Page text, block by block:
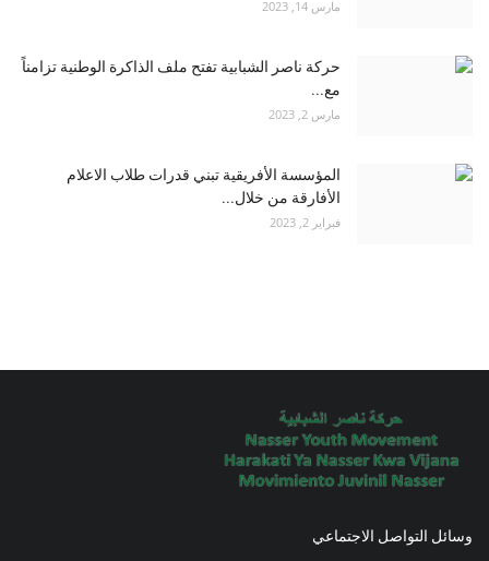
مارس 14, 2023
حركة ناصر الشبابية تفتح ملف الذاكرة الوطنية تزامناً
مع...
مارس 2, 2023
المؤسسة الأفريقية تبني قدرات طلاب الاعلام
الأفارقة من خلال...
فبراير 2, 2023
وسائل التواصل الاجتماعي